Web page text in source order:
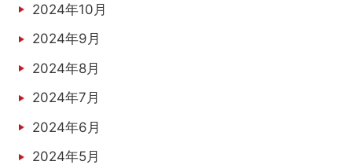
2024年10月
2024年9月
2024年8月
2024年7月
2024年6月
2024年5月